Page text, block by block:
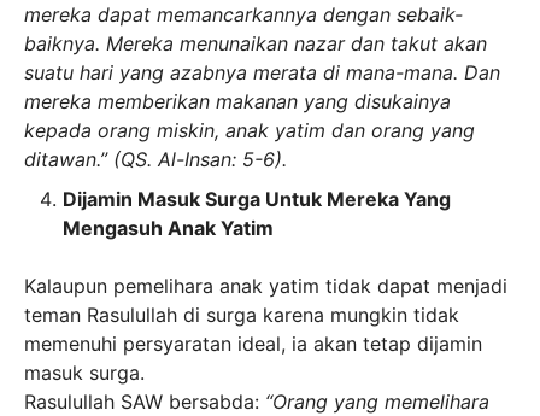
mereka dapat memancarkannya dengan sebaik-
baiknya. Mereka menunaikan nazar dan takut akan
suatu hari yang azabnya merata di mana-mana. Dan
mereka memberikan makanan yang disukainya
kepada orang miskin, anak yatim dan orang yang
ditawan.” (QS. Al-Insan: 5-6).
Dijamin Masuk Surga Untuk Mereka Yang
Mengasuh Anak Yatim
Kalaupun pemelihara anak yatim tidak dapat menjadi
teman Rasulullah di surga karena mungkin tidak
memenuhi persyaratan ideal, ia akan tetap dijamin
masuk surga.
Rasulullah SAW bersabda: “Orang yang memelihara